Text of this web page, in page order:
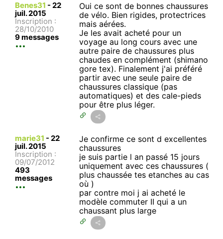
Benes31 - 22
juil. 2015
Inscription :
28/10/2010
9 messages
Oui ce sont de bonnes chaussures
de vélo. Bien rigides, protectrices
mais aérées.
Je les avait acheté pour un
voyage au long cours avec une
autre paire de chaussures plus
chaudes en complément (shimano
gore tex). Finalement j'ai préféré
partir avec une seule paire de
chaussures classique (pas
automatiques) et des cale-pieds
pour être plus léger.
marie31 - 22
juil. 2015
Inscription :
09/07/2012
493
messages
Je confirme ce sont d excellentes
chaussures
je suis partie l an passé 15 jours
uniquement avec ces chaussures (
plus chaussée tes etanches au cas
où )
par contre moi j ai acheté le
modèle commuter II qui a un
chaussant plus large